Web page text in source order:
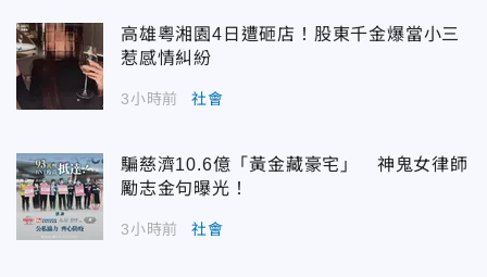
高雄粵湘園4日遭砸店！股東千金爆當小三
惹感情糾紛
3小時前 社會
騙慈濟10.6億「黃金藏豪宅」 神鬼女律師
勵志金句曝光！
3小時前 社會